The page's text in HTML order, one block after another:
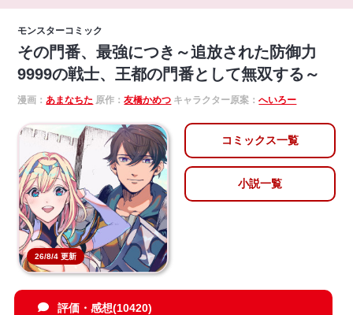
モンスターコミック
その門番、最強につき～追放された防御力
9999の戦士、王都の門番として無双する～
漫画：あまなちた 原作：友橋かめつ キャラクター原案：へいろー
26/8/4 更新
コミックス一覧
小説一覧
評価・感想(10420)